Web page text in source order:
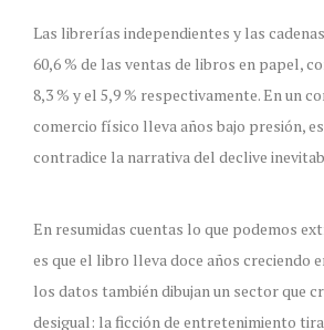
Las librerías independientes y las
60,6 % de las ventas de libros en papel,
8,3 % y el 5,9 % respectivamente. En un
comercio físico lleva años bajo presión,
contradice la narrativa del declive
En resumidas cuentas lo que podemos
es que el libro lleva doce años creciendo
los datos también dibujan un sector que
desigual: la ficción de entretenimiento